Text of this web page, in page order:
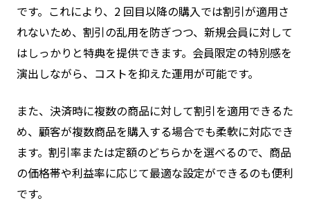
です。これにより、2 回目以降の購入では割引が適用さ
れないため、割引の乱用を防ぎつつ、新規会員に対して
はしっかりと特典を提供できます。会員限定の特別感を
演出しながら、コストを抑えた運用が可能です。
また、決済時に複数の商品に対して割引を適用できるた
め、顧客が複数商品を購入する場合でも柔軟に対応でき
ます。割引率または定額のどちらかを選べるので、商品
の価格帯や利益率に応じて最適な設定ができるのも便利
です。